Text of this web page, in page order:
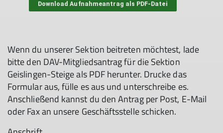
Download Aufnahmeantrag als PDF-Datei
Wenn du unserer Sektion beitreten möchtest, lade
bitte den DAV-Mitgliedsantrag für die Sektion
Geislingen-Steige als PDF herunter. Drucke das
Formular aus, fülle es aus und unterschreibe es.
Anschließend kannst du den Antrag per Post, E-Mail
oder Fax an unsere Geschäftsstelle schicken.